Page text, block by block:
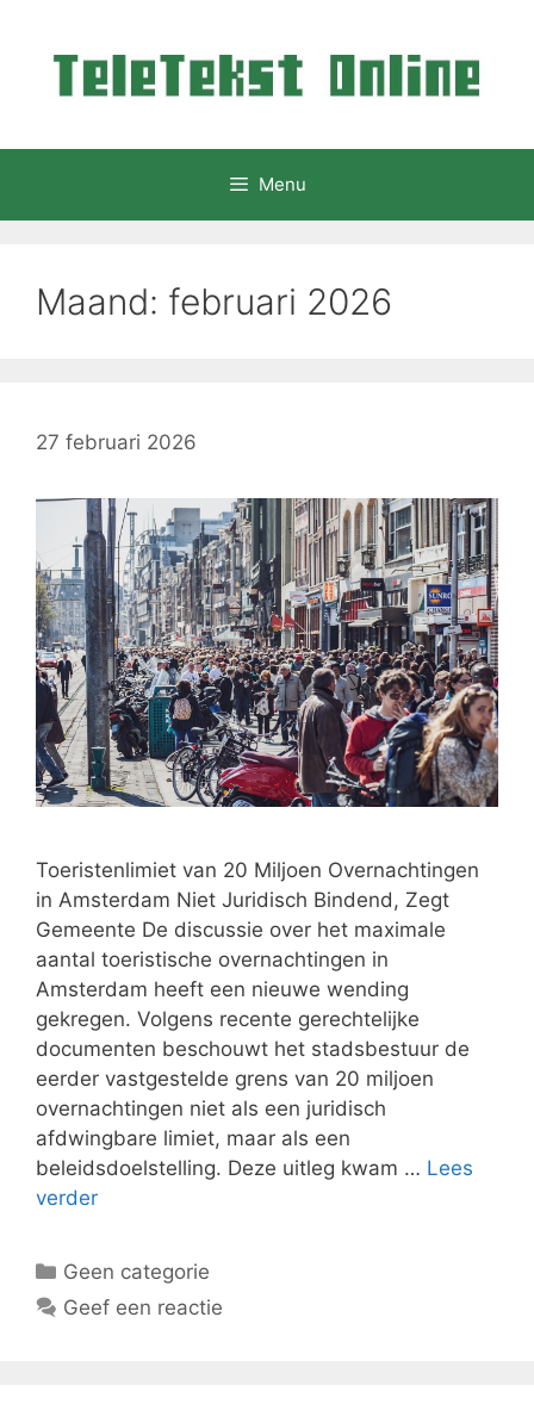
inhoud
Menu
Maand: februari 2026
27 februari 2026
Toeristenlimiet van 20 Miljoen Overnachtingen
in Amsterdam Niet Juridisch Bindend, Zegt
Gemeente De discussie over het maximale
aantal toeristische overnachtingen in
Amsterdam heeft een nieuwe wending
gekregen. Volgens recente gerechtelijke
documenten beschouwt het stadsbestuur de
eerder vastgestelde grens van 20 miljoen
overnachtingen niet als een juridisch
afdwingbare limiet, maar als een
beleidsdoelstelling. Deze uitleg kwam … Lees
verder
Categorieën
Geen categorie
Geef een reactie